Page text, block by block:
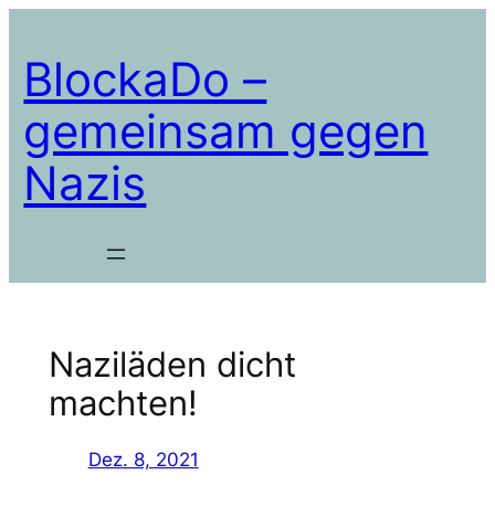
springen
BlockaDo –
gemeinsam gegen
Nazis
Naziläden dicht
machten!
Dez. 8, 2021